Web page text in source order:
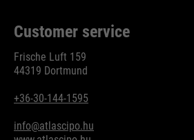
Customer service
Frische Luft 159
44319 Dortmund
+36-30-144-1595
info@atlascipo.hu